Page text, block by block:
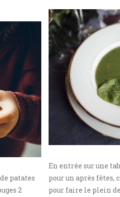
patates
2
En entrée sur une
pour un après fêtes,
pour faire le plein